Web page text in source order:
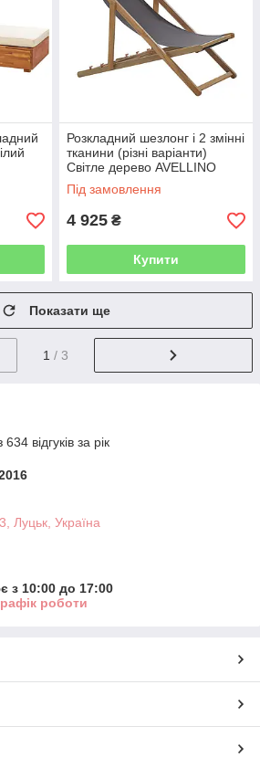
Розкладний шезлонг і 2 змінні
тканини (різні варіанти)
Світле дерево AVELLINO
Під замовлення
4 925 ₴
Купити
Показати ще
1 / 3
відгуків за рік
Луцьк, Україна
з 10:00 до 17:00
роботи